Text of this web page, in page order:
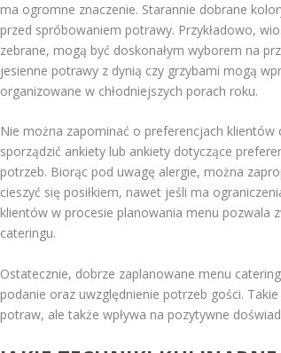
ma ogromne znaczenie. Starannie dobrane
przed spróbowaniem potrawy. Przykładowo,
zebrane, mogą być doskonałym wyborem na
jesienne potrawy z dynią czy grzybami mogą
organizowane w chłodniejszych porach roku.
Nie można zapominać o preferencjach
sporządzić ankiety lub ankiety dotyczące
potrzeb. Biorąc pod uwagę alergie, można
cieszyć się posiłkiem, nawet jeśli ma
klientów w procesie planowania menu pozwala
cateringu.
Ostatecznie, dobrze zaplanowane menu
podanie oraz uwzględnienie potrzeb gości.
potraw, ale także wpływa na pozytywne